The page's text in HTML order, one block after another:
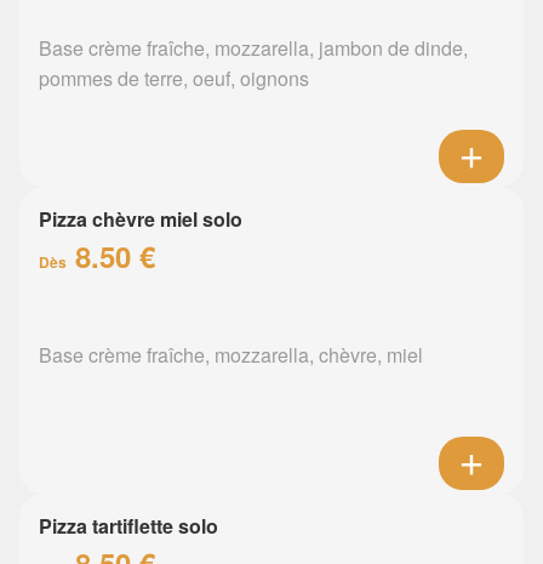
Base crème fraîche, mozzarella, jambon de dinde,
pommes de terre, oeuf, oignons
Pizza chèvre miel solo
Dès 8.50 €
Base crème fraîche, mozzarella, chèvre, miel
Pizza tartiflette solo